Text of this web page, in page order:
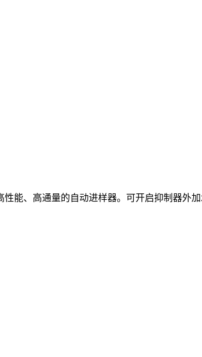
能、高通量的自动进样器。可开启抑制器外